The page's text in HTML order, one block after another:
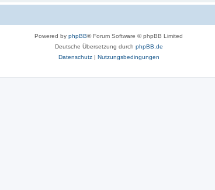
Powered by phpBB® Forum Software © phpBB Limited
Deutsche Übersetzung durch phpBB.de
Datenschutz| Nutzungsbedingungen